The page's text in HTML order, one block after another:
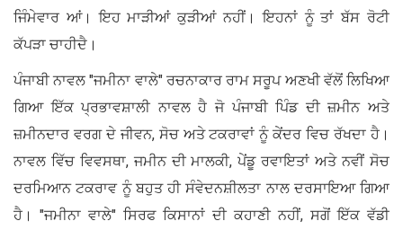
ਜਿੰਮੇਵਾਰ ਆਂ। ਇਹ ਮਾੜੀਆਂ ਕੁੜੀਆਂ ਨਹੀਂ। ਇਹਨਾਂ ਨੂੰ ਤਾਂ ਬੱਸ ਰੋਟੀ
ਕੱਪੜਾ ਚਾਹੀਦੈ।
ਪੰਜਾਬੀ ਨਾਵਲ "ਜਮੀਨਾ ਵਾਲੇ" ਰਚਨਾਕਾਰ ਰਾਮ ਸਰੂਪ ਅਣਖੀ ਵੱਲੋਂ ਲਿਖਿਆ
ਗਿਆ ਇੱਕ ਪ੍ਰਭਾਵਸ਼ਾਲੀ ਨਾਵਲ ਹੈ ਜੋ ਪੰਜਾਬੀ ਪਿੰਡ ਦੀ ਜ਼ਮੀਨ ਅਤੇ
ਜ਼ਮੀਨਦਾਰ ਵਰਗ ਦੇ ਜੀਵਨ, ਸੋਚ ਅਤੇ ਟਕਰਾਵਾਂ ਨੂੰ ਕੇਂਦਰ ਵਿਚ ਰੱਖਦਾ ਹੈ।
ਨਾਵਲ ਵਿੱਚ ਵਿਵਸਥਾ, ਜਮੀਨ ਦੀ ਮਾਲਕੀ, ਪੇਂਡੂ ਰਵਾਇਤਾਂ ਅਤੇ ਨਵੀਂ ਸੋਚ
ਦਰਮਿਆਨ ਟਕਰਾਵ ਨੂੰ ਬਹੁਤ ਹੀ ਸੰਵੇਦਨਸ਼ੀਲਤਾ ਨਾਲ ਦਰਸਾਇਆ ਗਿਆ
ਹੈ। "ਜਮੀਨਾ ਵਾਲੇ" ਸਿਰਫ ਕਿਸਾਨਾਂ ਦੀ ਕਹਾਣੀ ਨਹੀਂ, ਸਗੋਂ ਇੱਕ ਵੱਡੀ